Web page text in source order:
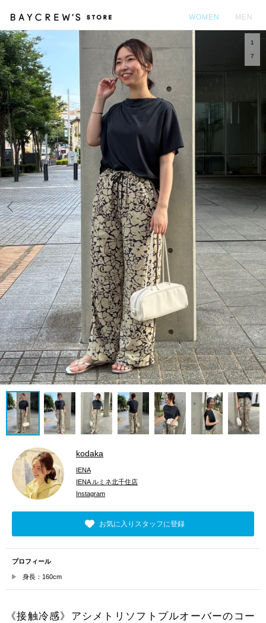
WOMEN MEN
Prev
1
7
kodaka
IENA
IENA ルミネ北千住店
Instagram
お気に入りスタッフに登録
プロフィール
身長：160cm
《接触冷感》アシメトリソフトプルオーバーのコー